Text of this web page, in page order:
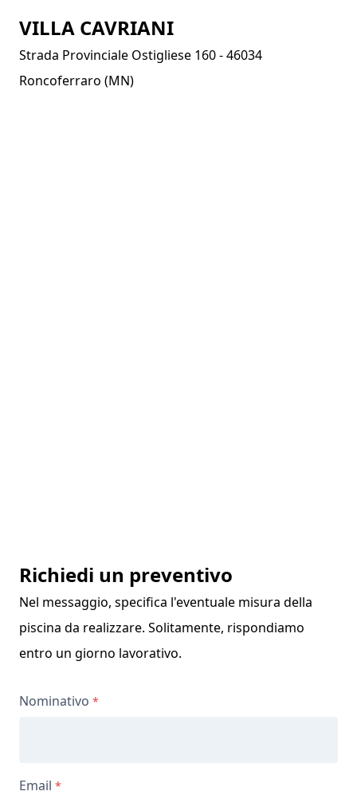
VILLA CAVRIANI
Strada Provinciale Ostigliese 160 - 46034
Roncoferraro (MN)
Richiedi un preventivo
Nel messaggio, specifica l'eventuale misura della
piscina da realizzare. Solitamente, rispondiamo
entro un giorno lavorativo.
Nominativo
Email